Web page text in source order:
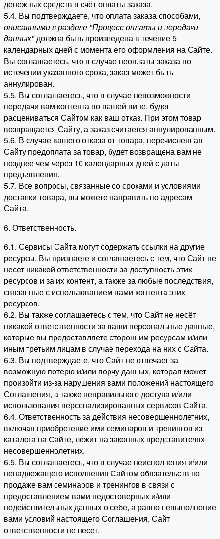
денежных средств в счёт оплаты заказа.
5.4. Вы подтверждаете, что оплата заказа способами,
описанными в разделе "Процесс оплаты и передачи
данных"должна быть произведена в течение 5
календарных дней с момента его оформления на Сайте.
Вы соглашаетесь, что в случае неоплаты заказа по
истечении указанного срока, заказ может быть
аннулирован.
5.5. Вы соглашаетесь, что в случае невозможности
передачи вам контента по вашей вине, будет
расцениваться Сайтом как ваш отказ. При этом товар
возвращается Сайту, а заказ считается аннулированным.
5.6. В случае вашего отказа от товара, перечисленная
Сайту предоплата за товар, будет возвращена вам не
позднее чем через 10 календарных дней с даты
предъявления.
5.7. Все вопросы, связанные со сроками и условиями
доставки товара, вы можете направить по адресам
Сайта.
6. Ответственность.
6.1. Сервисы Сайта могут содержать ссылки на другие
ресурсы. Вы признаете и соглашаетесь с тем, что Сайт не
несет никакой ответственности за доступность этих
ресурсов и за их контент, а также за любые последствия,
связанные с использованием вами контента этих
ресурсов.
6.2. Вы также соглашаетесь с тем, что Сайт не несёт
никакой ответственности за ваши персональные данные,
которые вы предоставляете сторонним ресурсам и/или
иным третьим лицам в случае перехода на них с Сайта.
6.3. Вы подтверждаете, что Сайт не отвечает за
возможную потерю и/или порчу данных, которая может
произойти из-за нарушения вами положений настоящего
Соглашения, а также неправильного доступа и/или
использования персонализированных сервисов Сайта.
6.4. Ответственность за действия несовершеннолетних,
включая приобретение ими семинаров и тренингов из
каталога на Сайте, лежит на законных представителях
несовершеннолетних.
6.5. Вы соглашаетесь, что в случае неисполнения и/или
ненадлежащего исполнения Сайтом обязательств по
продаже вам семинаров и тренингов в связи с
предоставлением вами недостоверных и/или
недействительных данных о себе, а равно невыполнение
вами условий настоящего Соглашения, Сайт
ответственности не несет.